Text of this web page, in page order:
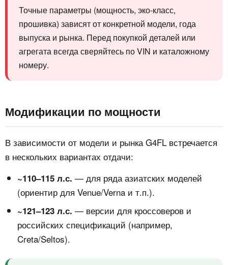
Точные параметры (мощность, эко-класс,
прошивка) зависят от конкретной модели, года
выпуска и рынка. Перед покупкой деталей или
агрегата всегда сверяйтесь по VIN и каталожному
номеру.
Модификации по мощности
В зависимости от модели и рынка G4FL встречается
в нескольких вариантах отдачи:
~110–115 л.с. — для ряда азиатских моделей
(ориентир для Venue/Verna и т.п.).
~121–123 л.с. — версии для кроссоверов и
российских спецификаций (например,
Creta/Seltos).